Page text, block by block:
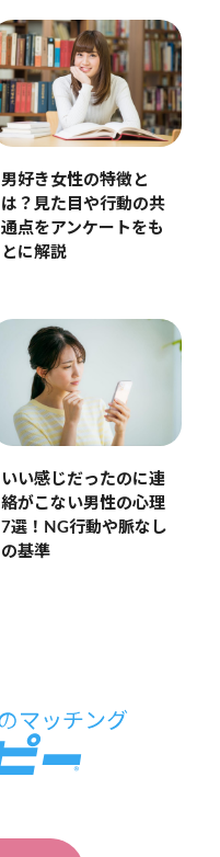
男好き女性の特徴と
は？見た目や行動の共
通点をアンケートをも
とに解説
いい感じだったのに連
絡がこない男性の心理
7選！NG行動や脈なし
の基準